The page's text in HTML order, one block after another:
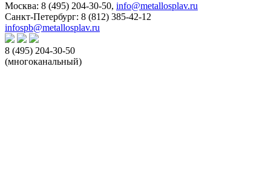
Москва: 8 (495) 204-30-50, info@metallosplav.ru
Санкт-Петербург: 8 (812) 385-42-12
infospb@metallosplav.ru
8 (495) 204-30-50
(многоканальный)